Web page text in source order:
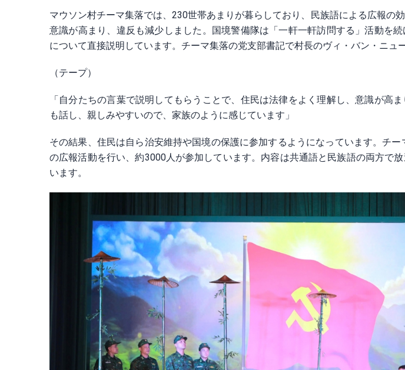
マウソン村チーマ集落では、230世帯あまりが暮らしており、民族語による広報の
意識が高まり、違反も減少しました。国境警備隊は「一軒一軒訪問する」活動を
について直接説明しています。チーマ集落の党支部書記で村長のヴィ・バン・ニュ
（テープ）
「自分たちの言葉で説明してもらうことで、住民は法律をよく理解し、意識が高
も話し、親しみやすいので、家族のように感じています」
その結果、住民は自ら治安維持や国境の保護に参加するようになっています。チ
の広報活動を行い、約3000人が参加しています。内容は共通語と民族語の両方で
います。